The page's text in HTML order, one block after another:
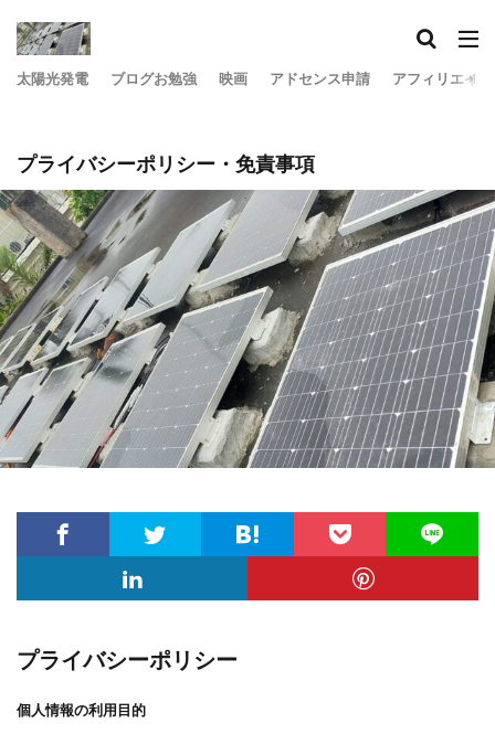
太陽光発電 ブログお勉強 映画 アドセンス申請 アフィリエイト
プライバシーポリシー・免責事項
プライバシーポリシー
個人情報の利用目的